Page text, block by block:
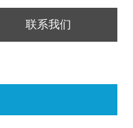
联系我们